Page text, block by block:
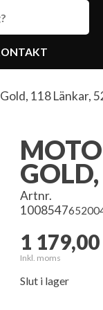
118 Länkar,
Artnr.
1008547
1
Inkl. moms
Slut i lager